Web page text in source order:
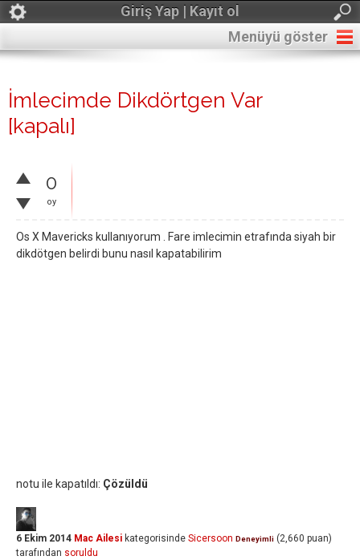
Giriş Yap | Kayıt ol
Menüyü göster
İmlecimde Dikdörtgen Var
[kapalı]
0
oy
Os X Mavericks kullanıyorum . Fare imlecimin etrafında siyah bir
dikdötgen belirdi bunu nasıl kapatabilirim
notu ile kapatıldı: Çözüldü
6 Ekim 2014 Mac Ailesi kategorisinde Sicersoon Deneyimli (2,660 puan)
tarafından soruldu